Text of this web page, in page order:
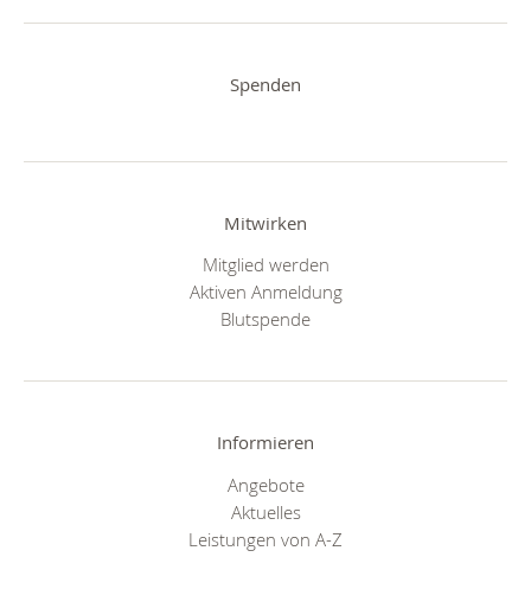
Spenden
Mitwirken
Mitglied werden
Aktiven Anmeldung
Blutspende
Informieren
Angebote
Aktuelles
Leistungen von A-Z